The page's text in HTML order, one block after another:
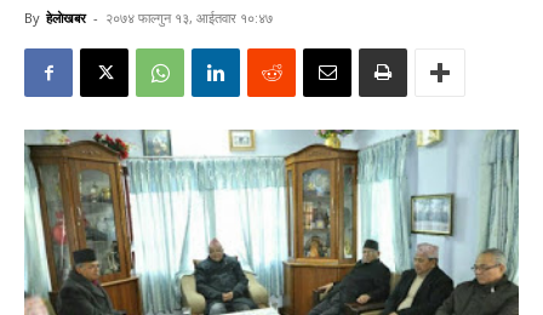
By हेलाेखबर - २०७४ फाल्गुन १३, आईतवार १०:४७